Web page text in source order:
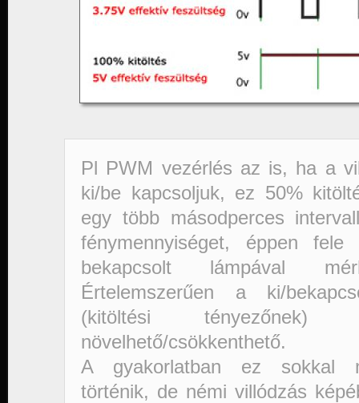
Pl PWM vezérlés az is, ha a
ki/be kapcsoljuk, ez 50%
egy több másodperces
fénymennyiséget, éppen
bekapcsolt lámpával
Értelemszerűen a ki/
(kitöltési tényezőnek)
növelhető/csökkenthető.
A gyakorlatban ez sokkal
történik, de némi villódzás